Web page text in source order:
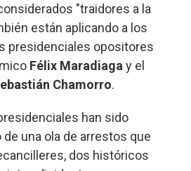
"traidores a la
están aplicando a los
presidenciales opositores
Félix Maradiaga y el
Chamorro.
han sido
una ola de arrestos que
dos históricos